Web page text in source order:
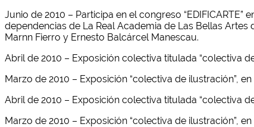
Junio de 2010 – Participa en el congreso
dependencias de La Real Academia de Las Bellas
Marnn Fierro y Ernesto Balcárcel Manescau.
Abril de 2010 – Exposición colectiva titulada “colectiva
Marzo de 2010 – Exposición “colectiva de ilustración”,
Abril de 2010 – Exposición colectiva titulada “colectiva
Marzo de 2010 – Exposición “colectiva de ilustración”,